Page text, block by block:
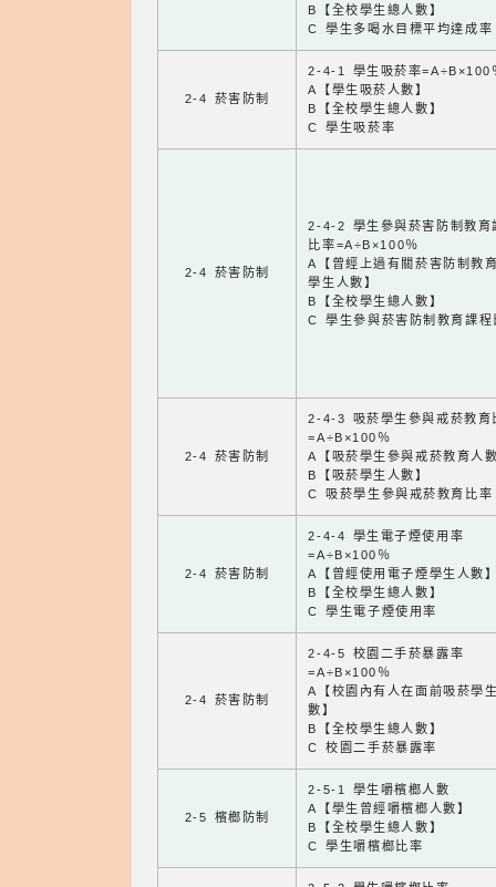
B【全校學生總人數】
C 學生多喝水目標平均達成率
2-4 菸害防制
2-4-1 學生吸菸率=A÷B×100
A【學生吸菸人數】
B【全校學生總人數】
C 學生吸菸率
2-4 菸害防制
2-4-2 學生參與菸害防制教育
比率=A÷B×100％
A【曾經上過有關菸害防制教
學生人數】
B【全校學生總人數】
C 學生參與菸害防制教育課程
2-4 菸害防制
2-4-3 吸菸學生參與戒菸教育
=A÷B×100％
A【吸菸學生參與戒菸教育人
B【吸菸學生人數】
C 吸菸學生參與戒菸教育比率
2-4 菸害防制
2-4-4 學生電子煙使用率
=A÷B×100％
A【曾經使用電子煙學生人數
B【全校學生總人數】
C 學生電子煙使用率
2-4 菸害防制
2-4-5 校園二手菸暴露率
=A÷B×100％
A【校園內有人在面前吸菸學
數】
B【全校學生總人數】
C 校園二手菸暴露率
2-5 檳榔防制
2-5-1 學生嚼檳榔人數
A【學生曾經嚼檳榔人數】
B【全校學生總人數】
C 學生嚼檳榔比率